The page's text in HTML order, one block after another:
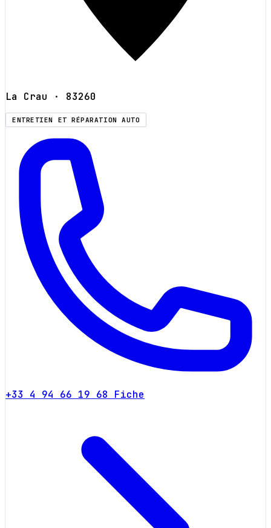
La Crau · 83260
ENTRETIEN ET RÉPARATION AUTO
+33 4 94 66 19 68 Fiche